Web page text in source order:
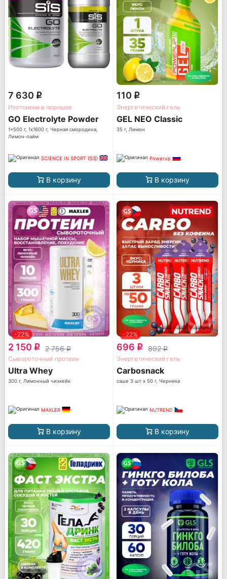
7 630 q
Изотоники в порошке
GO Electrolyte Powder
1x500 г, 1x1600 г, Черная смородина,
Лимон-лайм
SCIENCE IN SPORT (SiS)
В корзину
110 q
Энергетический гель
GEL NEO Classic
35 г, Лимон
Powerup
В корзину
-22%
2 150 q 2 756q
Сывороточный протеин
Ultra Whey
300 г, Лимонный чизкейк
MAXLER
В корзину
-22%
696 q 892q
Энергетический гель
Carbosnack
саше 3 шт x 50 г, Черника
NUTREND
В корзину